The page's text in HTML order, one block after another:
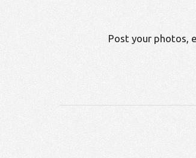
Post your photos,